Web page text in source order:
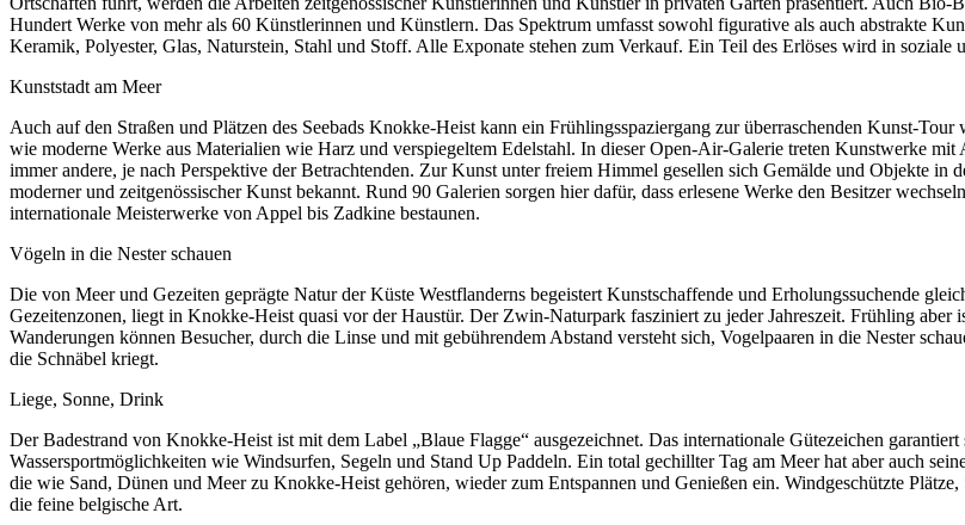
Hundert Werke von mehr als 60 Künstlerinnen und Künstlern. Das Spektrum umfasst sowohl figurative als auch abstrakte
Keramik, Polyester, Glas, Naturstein, Stahl und Stoff. Alle Exponate stehen zum Verkauf. Ein Teil des Erlöses wird in soziale
Kunststadt am Meer
Auch auf den Straßen und Plätzen des Seebads Knokke-Heist kann ein Frühlingsspaziergang zur überraschenden Kunst-
wie moderne Werke aus Materialien wie Harz und verspiegeltem Edelstahl. In dieser Open-Air-Galerie treten Kunstwerke
immer andere, je nach Perspektive der Betrachtenden. Zur Kunst unter freiem Himmel gesellen sich Gemälde und Objekte in
moderner und zeitgenössischer Kunst bekannt. Rund 90 Galerien sorgen hier dafür, dass erlesene Werke den Besitzer
internationale Meisterwerke von Appel bis Zadkine bestaunen.
Vögeln in die Nester schauen
Die von Meer und Gezeiten geprägte Natur der Küste Westflanderns begeistert Kunstschaffende und Erholungssuchende
Gezeitenzonen, liegt in Knokke-Heist quasi vor der Haustür. Der Zwin-Naturpark fasziniert zu jeder Jahreszeit. Frühling aber
Wanderungen können Besucher, durch die Linse und mit gebührendem Abstand versteht sich, Vogelpaaren in die Nester
die Schnäbel kriegt.
Liege, Sonne, Drink
Der Badestrand von Knokke-Heist ist mit dem Label „Blaue Flagge“ ausgezeichnet. Das internationale Gütezeichen
Wassersportmöglichkeiten wie Windsurfen, Segeln und Stand Up Paddeln. Ein total gechillter Tag am Meer hat aber auch
die wie Sand, Dünen und Meer zu Knokke-Heist gehören, wieder zum Entspannen und Genießen ein. Windgeschützte
die feine belgische Art.